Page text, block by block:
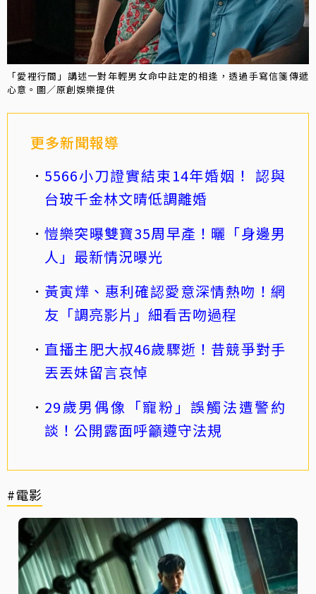
「愛裡行間」講述一對年輕男女命中註定的相逢，透過手寫信箋傳遞
心意。圖／原創娛樂提供
更多新聞報導
5566小刀證實結束14年婚姻！ 認與
台玻千金林文晴低調離婚
愷樂突曝雙寶35周早產！曬「身邊男
人」最新情況曝光
黃寅燁、惠利確認愛意深情熱吻！網
友「調亮影片」細看舌吻過程
直播主肥大叔46歲驟逝！昔競爭對手
丟丟妹留言哀悼
29歲男偶像「寵粉」誤觸法遭警約
談！公開露面呼籲遵守法規
#電影